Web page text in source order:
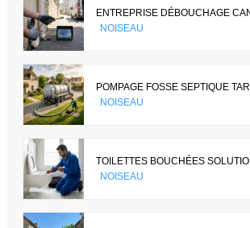
ENTREPRISE DÉBOUCHAGE
NOISEAU
POMPAGE FOSSE SEPTIQUE
NOISEAU
TOILETTES BOUCHÉES
NOISEAU